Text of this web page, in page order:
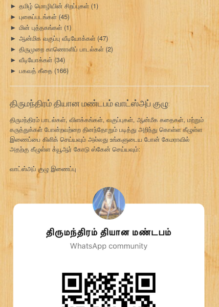
► தமிழ் மொழியின் சிறப்புகள் (1)
► புகைப்படங்கள் (45)
► மின் புத்தகங்கள் (1)
► ஆன்மிக வகுப்பு வீடியோக்கள் (47)
► திருமுறை காணொளிப் பாடல்கள் (2)
► வீடியோக்கள்(34)
► பகவத் கீதை (166)
திருமந்திரம் தியான மண்டபம் வாட்ஸ்அப் குழு:
திருமந்திரம் பாடல்கள், விளக்கங்கள், வகுப்புகள், ஆன்மீக கதைகள், மற்றும்
கருத்துக்கள் போன்றவற்றை தினந்தோறும் படித்து அறிந்து கொள்ள கீழுள்ள
இணைப்பை கிளிக் செய்யவும் அல்லது உங்களுடைய போன் கேமராவில்
அதற்கு கீழுள்ள க்யூஆர் கோடு ஸ்கேன் செய்யவும்:
வாட்ஸ்அப் குழு இணைப்பு